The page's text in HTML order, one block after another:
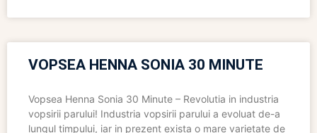
VOPSEA HENNA SONIA 30 MINUTE
Vopsea Henna Sonia 30 Minute – Revolutia in industria
vopsirii parului! Industria vopsirii parului a evoluat de-a
lungul timpului, iar in prezent exista o mare varietate de